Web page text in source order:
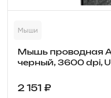
Мыши
Мышь проводная
черный, 3600 dpi,
2 151 ₽